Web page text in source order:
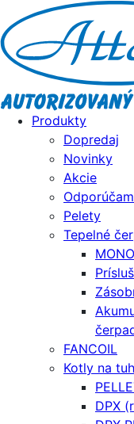
Produkty
Dopredaj
Novinky
Akcie
Pelety
Tepelné
FANCOIL
Kotly na
DPX